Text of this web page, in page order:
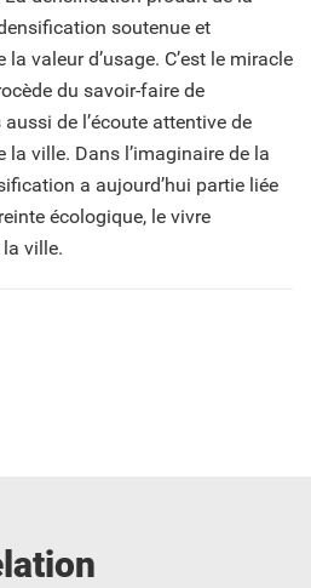
soutenue et
valeur d’usage. C’est le miracle
du savoir-faire de
de l’écoute attentive de
la ville. Dans l’imaginaire de la
a aujourd’hui partie liée
écologique, le vivre
ville.